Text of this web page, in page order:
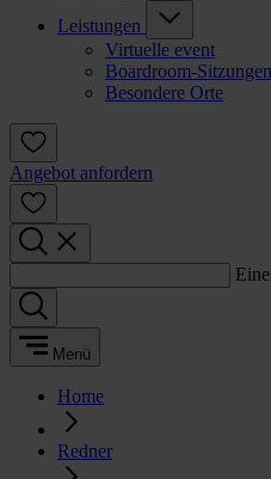
Leistungen
Virtuelle event
Boardroom-Sitzungen
Besondere Orte
Angebot anfordern
Menü
Home
Redner